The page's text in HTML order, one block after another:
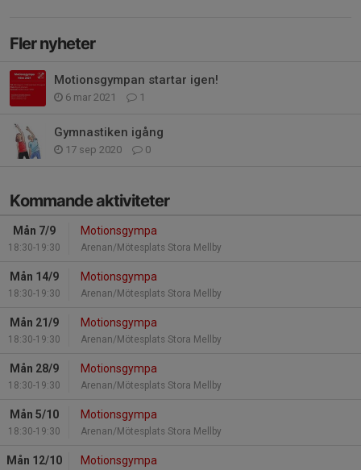
Fler nyheter
Motionsgympan startar igen!
6 mar 2021 1
Gymnastiken igång
17 sep 2020 0
Kommande aktiviteter
Mån 7/9
18:30-19:30
Motionsgympa
Arenan/Mötesplats Stora Mellby
Mån 14/9
18:30-19:30
Motionsgympa
Arenan/Mötesplats Stora Mellby
Mån 21/9
18:30-19:30
Motionsgympa
Arenan/Mötesplats Stora Mellby
Mån 28/9
18:30-19:30
Motionsgympa
Arenan/Mötesplats Stora Mellby
Mån 5/10
18:30-19:30
Motionsgympa
Arenan/Mötesplats Stora Mellby
Mån 12/10 Motionsgympa